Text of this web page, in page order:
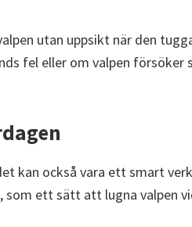
utan uppsikt när den
fel eller om valpen försöker
kan också vara ett smart
ett sätt att lugna valpen